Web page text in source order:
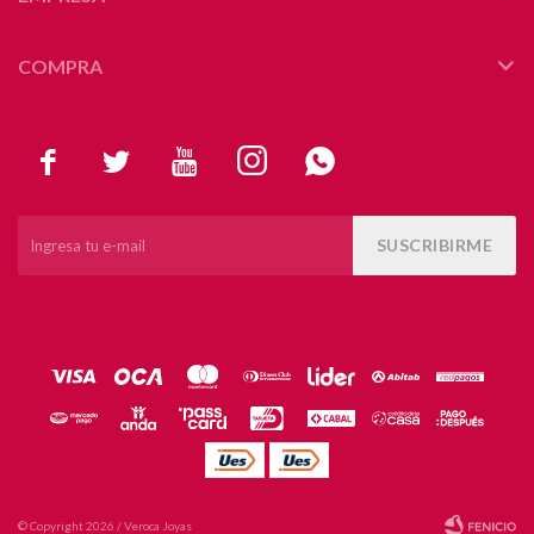
    
SUSCRIBIRME
COMPRA
© Copyright 2026 / Veroca Joyas